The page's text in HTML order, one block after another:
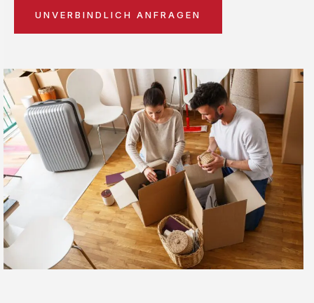
UNVERBINDLICH ANFRAGEN